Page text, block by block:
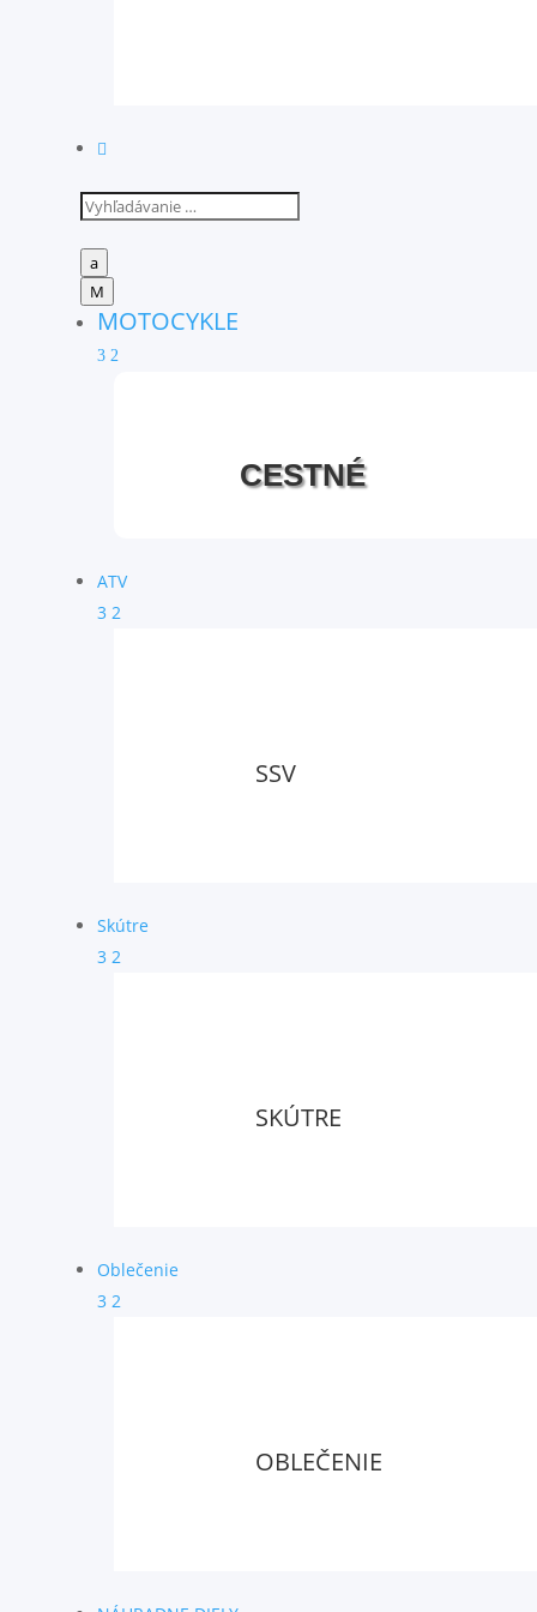

a
M
MOTOCYKLE
3 2
CESTNÉ
ATV
3 2
SSV
Skútre
3 2
SKÚTRE
Oblečenie
3 2
OBLEČENIE